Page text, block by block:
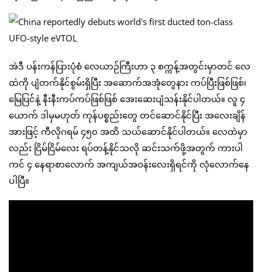
အဲဒီ ပန်းကန်ပြားပုံစံ လေယာဉ်ကြီးဟာ ၃ စက္ကန့်အတွင်းမှာတင် လေ
ထဲကို ပျံတက်နိုင်စွမ်းရှိပြီး အဆောက်အအုံတွေနား ကပ်ပြီးဖြစ်ဖြစ်၊
မြေပြင်နဲ့ နီးနီးကပ်ကပ်ဖြစ်ဖြစ် အေးဆေးပျံသန်းနိုင်ပါတယ်။ လူ ၄
ယောက် ဒါမှမဟုတ် ကုန်ပစ္စည်းတွေ တင်ဆောင်နိုင်ပြီး အလေးချိန်
အားဖြင့် ကီလိုဂရမ် ၄၅၀ အထိ သယ်ဆောင်နိုင်ပါတယ်။ လေထဲမှာ
လည်း ငြိမ်ငြိမ်လေး ရပ်တန့်နိုင်သလို ဆင်းသက်ဖို့အတွက် ကားပါ
ကင် ၄ နေရာစာလောက် အကျယ်အဝန်းလေးရှိရင်ကို လုံလောက်နေ
ပါပြီ။